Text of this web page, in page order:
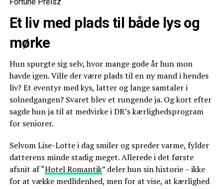
Et liv med plads til både lys og
mørke
Hun spurgte sig selv, hvor mange gode år hun mon
havde igen. Ville der være plads til en ny mand i hendes
liv? Et eventyr med kys, latter og lange samtaler i
solnedgangen? Svaret blev et rungende ja. Og kort efter
sagde hun ja til at medvirke i DR’s kærlighedsprogram
for seniorer.
Selvom Lise-Lotte i dag smiler og spreder varme, fylder
datterens minde stadig meget. Allerede i det første
afsnit af “Hotel Romantik” deler hun sin historie – ikke
for at vække medlidenhed, men for at vise, at kærlighed